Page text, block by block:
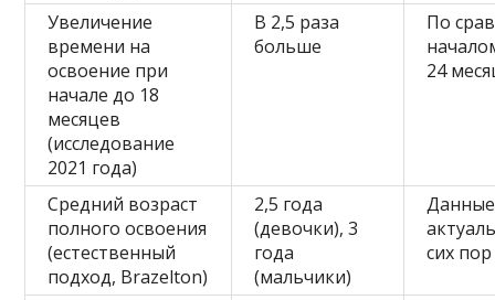
Увеличение
времени на
освоение при
начале до 18
месяцев
(исследование
2021 года)
В 2,5 раза
больше
По
24
Средний возраст
полного освоения
(естественный
подход, Brazelton)
2,5 года
(девочки), 3
года
(мальчики)
Данные
сих пор